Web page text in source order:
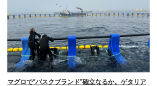
マグロで“バスクブランド”確立なるか。ゲタリア